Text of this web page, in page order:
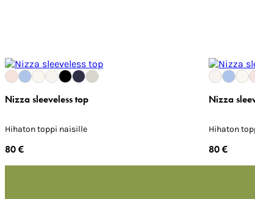
Nizza sleeveless top
Hihaton toppi naisille
80 €
Nizza
Hihaton
80 €